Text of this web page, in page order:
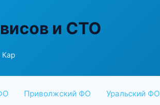
и СТО
Кар
Приволжский ФО Уральский ФО